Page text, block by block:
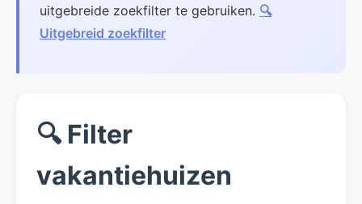
uitgebreide zoekfilter te gebruiken. 🔍
Uitgebreid zoekfilter
🔍 Filter
vakantiehuizen